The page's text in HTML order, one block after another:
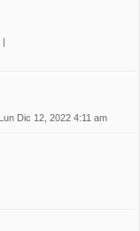
Lun Dic 12, 2022 4:11 am